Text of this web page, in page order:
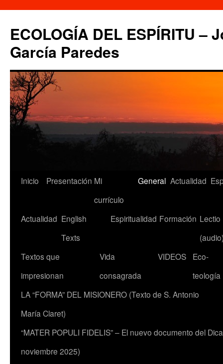
contenido
ECOLOGÍA DEL ESPÍRITU –
García Paredes
Inicio Presentación Mi
currículo
General Actualidad
Actualidad English
Texts
Espiritualidad Formación Lectio
Textos que
impresionan
Vida
consagrada
VIDEOS
Eco-
teología
LA “FORMA” DEL MISIONERO (Texto de S. Antonio
María Claret)
“MATER POPULI FIDELIS” – El nuevo documento del
noviembre 2025)